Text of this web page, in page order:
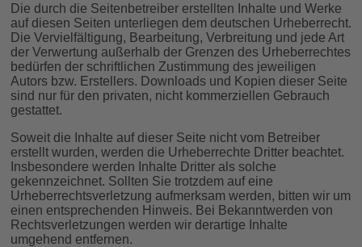
Die durch die Seitenbetreiber erstellten Inhalte und Werke
auf diesen Seiten unterliegen dem deutschen Urheberrecht.
Die Vervielfältigung, Bearbeitung, Verbreitung und jede Art
der Verwertung außerhalb der Grenzen des Urheberrechtes
bedürfen der schriftlichen Zustimmung des jeweiligen
Autors bzw. Erstellers. Downloads und Kopien dieser Seite
sind nur für den privaten, nicht kommerziellen Gebrauch
gestattet.
Soweit die Inhalte auf dieser Seite nicht vom Betreiber
erstellt wurden, werden die Urheberrechte Dritter beachtet.
Insbesondere werden Inhalte Dritter als solche
gekennzeichnet. Sollten Sie trotzdem auf eine
Urheberrechtsverletzung aufmerksam werden, bitten wir um
einen entsprechenden Hinweis. Bei Bekanntwerden von
Rechtsverletzungen werden wir derartige Inhalte
umgehend entfernen.